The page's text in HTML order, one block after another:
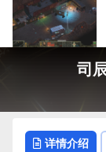
司
详情介绍